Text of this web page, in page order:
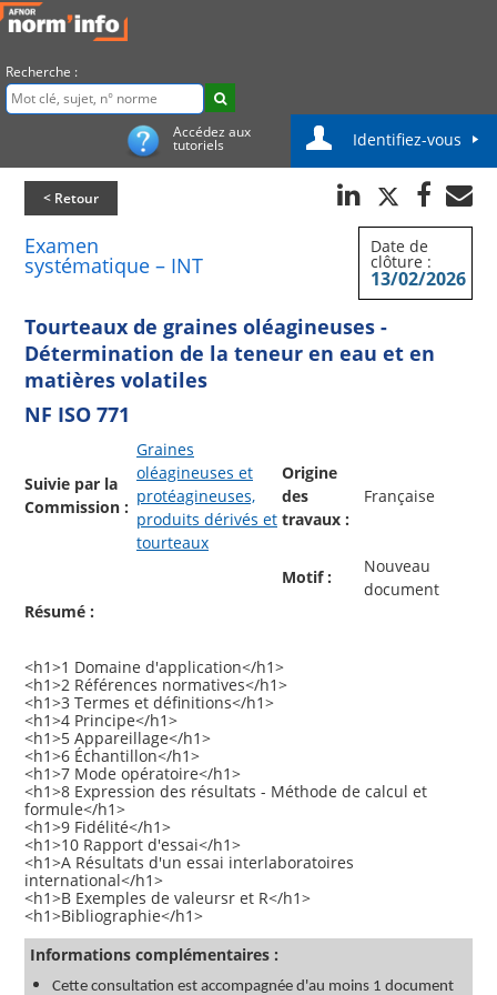
Recherche :
Accédez aux
tutoriels Identifiez-vous
< Retour
Examen
systématique – INT
Date de
clôture :
13/02/2026
Tourteaux de graines oléagineuses -
Détermination de la teneur en eau et en
matières volatiles
NF ISO 771
Suivie par la
Commission :
Graines
oléagineuses et
protéagineuses,
produits dérivés et
tourteaux
Origine
des
travaux :
Française
Motif :
Nouveau
document
Résumé :
<h1>1 Domaine d'application</h1>
<h1>2 Références normatives</h1>
<h1>3 Termes et définitions</h1>
<h1>4 Principe</h1>
<h1>5 Appareillage</h1>
<h1>6 Échantillon</h1>
<h1>7 Mode opératoire</h1>
<h1>8 Expression des résultats - Méthode de calcul et
formule</h1>
<h1>9 Fidélité</h1>
<h1>10 Rapport d'essai</h1>
<h1>A Résultats d'un essai interlaboratoires
international</h1>
<h1>B Exemples de valeursr et R</h1>
Informations complémentaires :
Cette consultation est accompagnée d'au moins 1 document